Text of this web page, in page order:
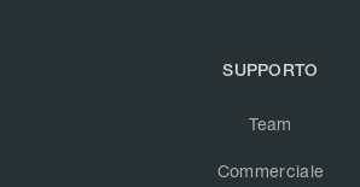
SUPPORTO
Team
Commerciale